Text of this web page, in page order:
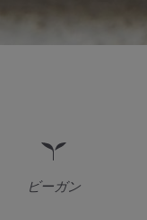
ビーガン